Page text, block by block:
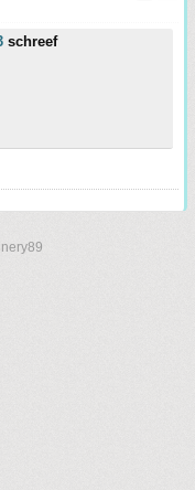
schreef